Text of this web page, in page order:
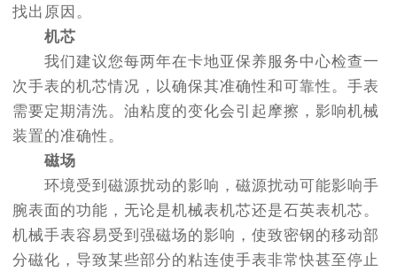
找出原因。
机芯
我们建议您每两年在卡地亚保养服务中心检查一
次手表的机芯情况，以确保其准确性和可靠性。手表
需要定期清洗。油粘度的变化会引起摩擦，影响机械
装置的准确性。
磁场
环境受到磁源扰动的影响，磁源扰动可能影响手
腕表面的功能，无论是机械表机芯还是石英表机芯。
机械手表容易受到强磁场的影响，使致密钢的移动部
分磁化，导致某些部分的粘连使手表非常快甚至停止